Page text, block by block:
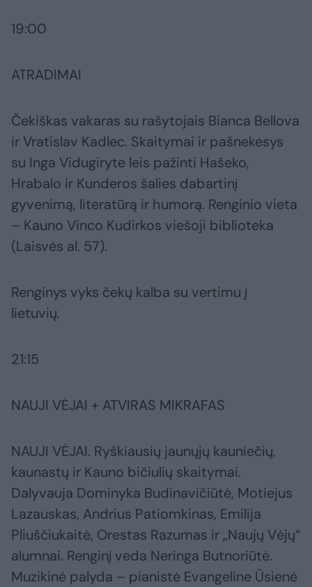
19:00
ATRADIMAI
Čekiškas vakaras su rašytojais Bianca Bellova
ir Vratislav Kadlec. Skaitymai ir pašnekesys
su Inga Vidugiryte leis pažinti Hašeko,
Hrabalo ir Kunderos šalies dabartinį
gyvenimą, literatūrą ir humorą. Renginio vieta
– Kauno Vinco Kudirkos viešoji biblioteka
(Laisvės al. 57).
Renginys vyks čekų kalba su vertimu į
lietuvių.
21:15
NAUJI VĖJAI + ATVIRAS MIKRAFAS
NAUJI VĖJAI. Ryškiausių jaunųjų kauniečių,
kaunastų ir Kauno bičiulių skaitymai.
Dalyvauja Dominyka Budinavičiūtė, Motiejus
Lazauskas, Andrius Patiomkinas, Emilija
Pliuščiukaitė, Orestas Razumas ir „Naujų Vėjų“
alumnai. Renginį veda Neringa Butnoriūtė.
Muzikinė palyda – pianistė Evangeline Ūsienė